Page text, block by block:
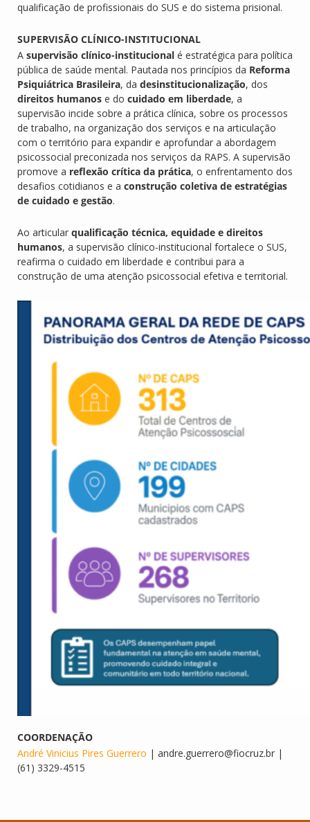
qualificação de profissionais do SUS e do sistema prisional.
SUPERVISÃO CLÍNICO-INSTITUCIONAL
A supervisão clínico-institucional é estratégica para política
pública de saúde mental. Pautada nos princípios da Reforma
Psiquiátrica Brasileira, da desinstitucionalização, dos
direitos humanos e do cuidado em liberdade, a
supervisão incide sobre a prática clínica, sobre os processos
de trabalho, na organização dos serviços e na articulação
com o território para expandir e aprofundar a abordagem
psicossocial preconizada nos serviços da RAPS. A supervisão
promove a reflexão crítica da prática, o enfrentamento dos
desafios cotidianos e a construção coletiva de estratégias
de cuidado e gestão.
Ao articular qualificação técnica, equidade e direitos
humanos, a supervisão clínico-institucional fortalece o SUS,
reafirma o cuidado em liberdade e contribui para a
construção de uma atenção psicossocial efetiva e territorial.
COORDENAÇÃO
André Vinicius Pires Guerrero | andre.guerrero@fiocruz.br |
(61) 3329-4515